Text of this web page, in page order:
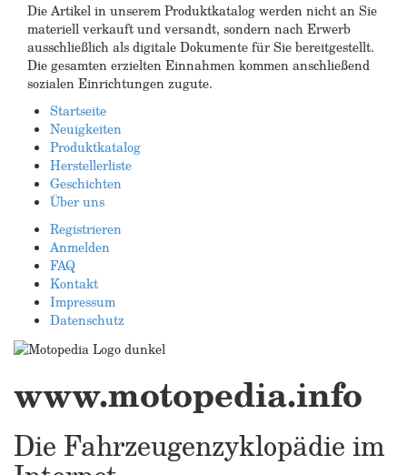
Die Artikel in unserem Produktkatalog werden nicht an Sie
materiell verkauft und versandt, sondern nach Erwerb
ausschließlich als digitale Dokumente für Sie bereitgestellt.
Die gesamten erzielten Einnahmen kommen anschließend
sozialen Einrichtungen zugute.
Startseite
Neuigkeiten
Produktkatalog
Herstellerliste
Geschichten
Über uns
Registrieren
Anmelden
FAQ
Kontakt
Impressum
Datenschutz
www.motopedia.info
Die Fahrzeugenzyklopädie im